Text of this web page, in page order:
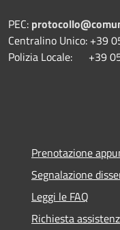
PEC:
Centralino Unico: +39
Polizia Locale: +39
Prenotazione
Segnalazione
Leggi le FAQ
Richiesta